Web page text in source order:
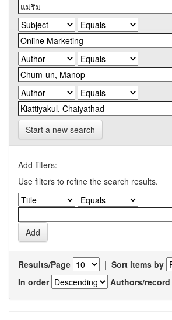
Start a new search
Add filters:
Use filters to refine the search results.
Results/Page | Sort items by
In order
Authors/record